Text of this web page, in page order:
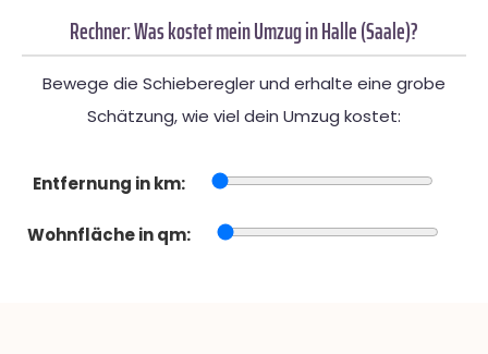
Rechner: Was kostet mein Umzug in Halle (Saale)?
Bewege die Schieberegler und erhalte eine grobe
Schätzung, wie viel dein Umzug kostet:
Entfernung in km:
Wohnfläche in qm: